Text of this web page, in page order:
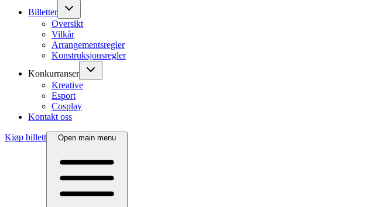
Billetter
Oversikt
Vilkår
Arrangementsregler
Konstruksjonsregler
Konkurranser
Kreative
Esport
Cosplay
Kontakt oss
Kjøp billett Open main menu